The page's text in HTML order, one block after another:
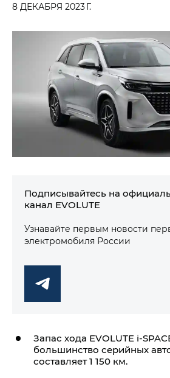
8 ДЕКАБРЯ 2023 Г.
Подписывайтесь на
канал EVOLUTE
Узнавайте первым новости
электромобиля России
Запас хода EVOLUTE
большинство серийных
составляет 1 150 км.